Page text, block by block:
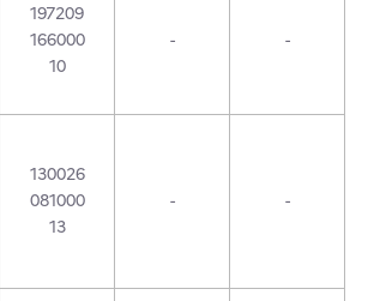
197209
166000
10
- -
130026
081000
13
- -